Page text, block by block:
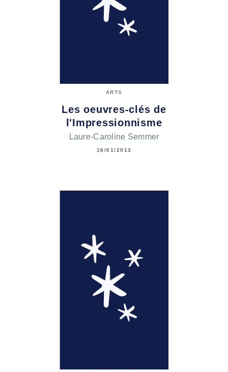
ARTS
Les oeuvres-clés de
l'Impressionnisme
Laure-Caroline Semmer
16/01/2013